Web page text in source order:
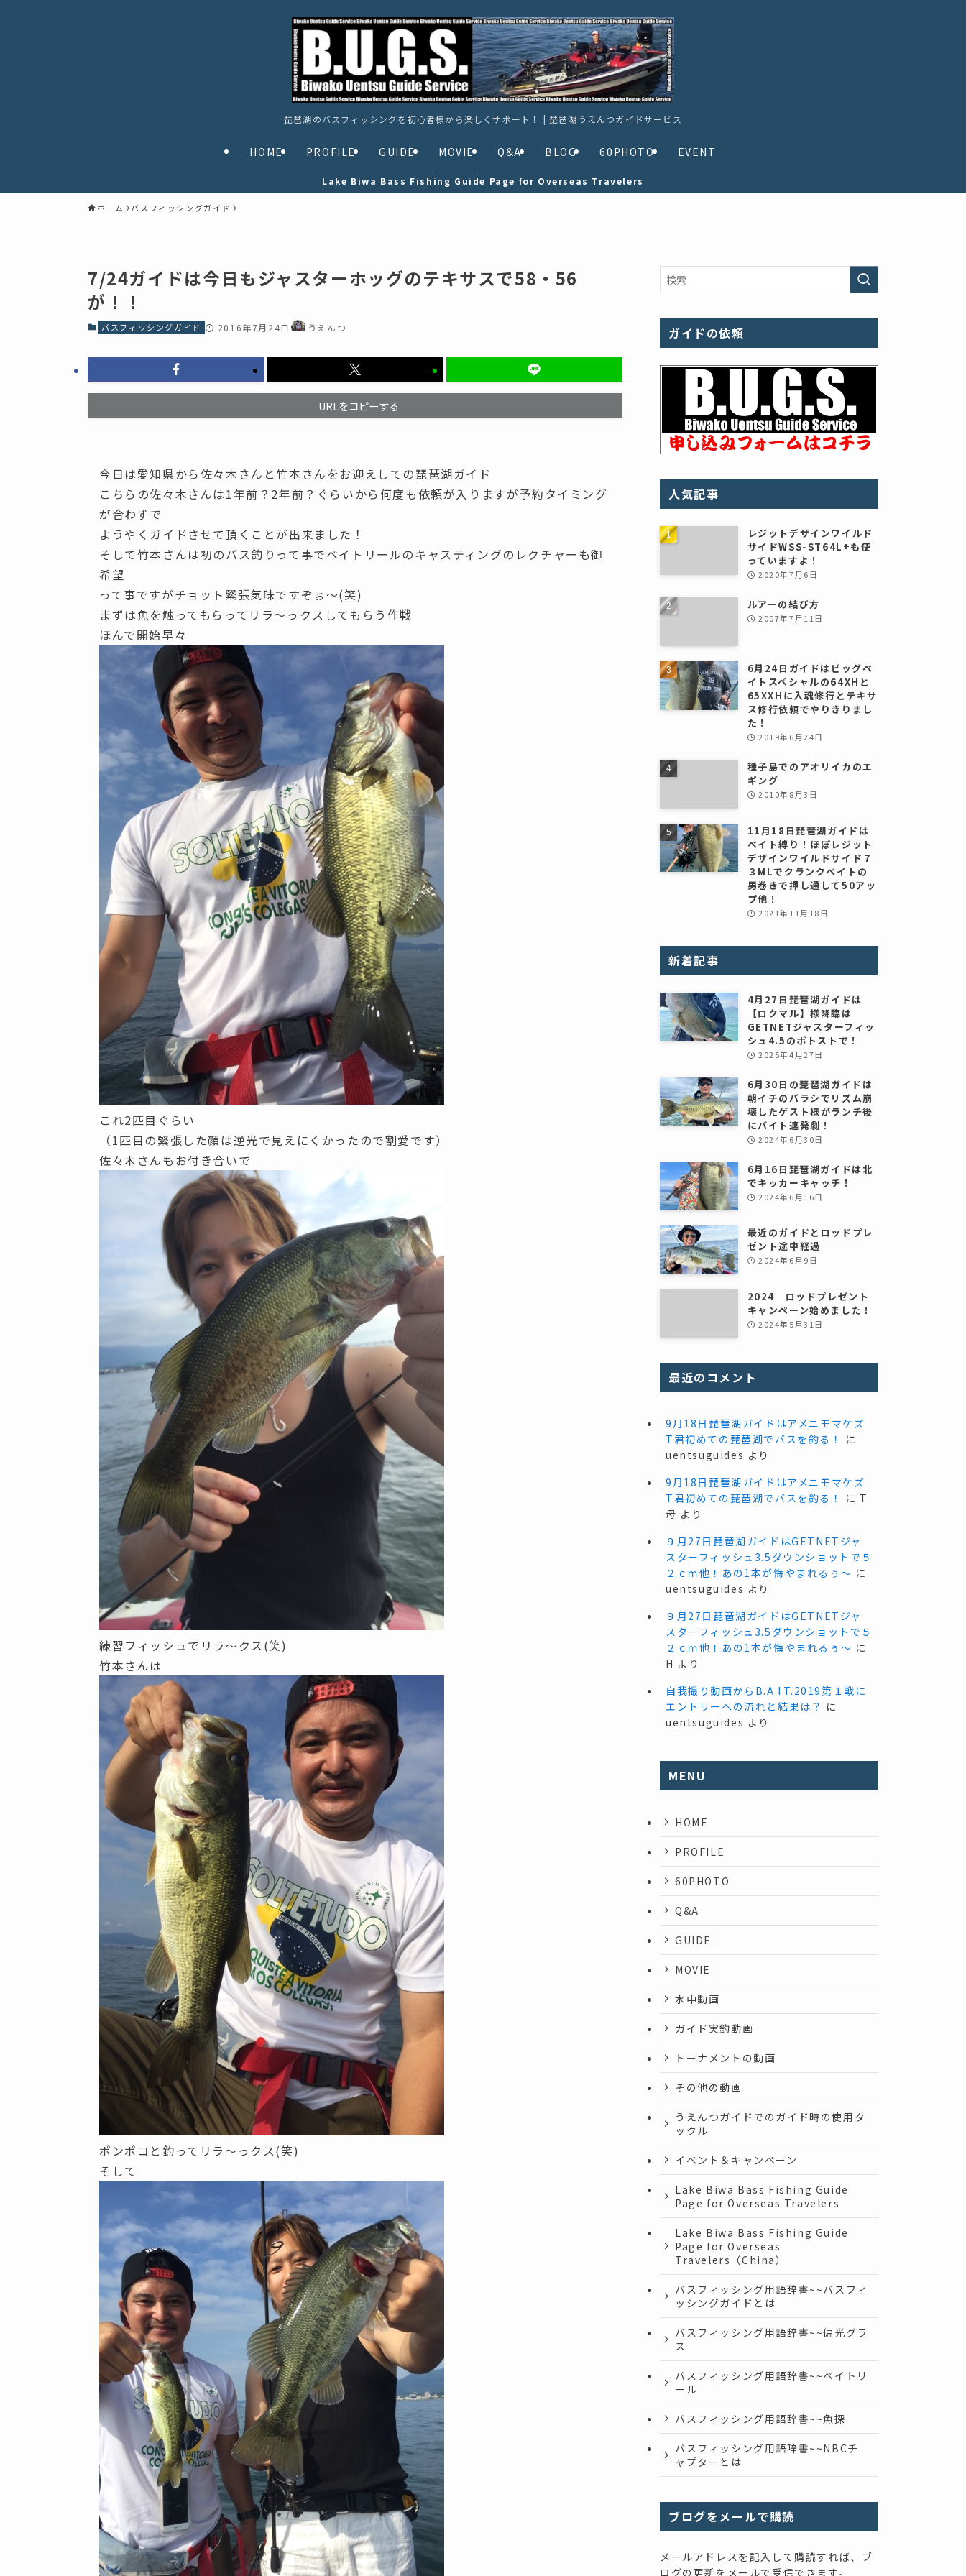
琵琶湖のバスフィッシングを初心者様から楽しくサポート！ | 琵琶湖うえんつガイドサービス
HOME PROFILE GUIDE MOVIE Q&A BLOG 60PHOTO EVENT
Lake Biwa Bass Fishing Guide Page for Overseas Travelers
ホーム バスフィッシングガイド
7/24ガイドは今日もジャスターホッグのテキサスで58・56
が！！
バスフィッシングガイド 2016年7月24日 うえんつ
URLをコピーする
今日は愛知県から佐々木さんと竹本さんをお迎えしての琵琶湖ガイド
こちらの佐々木さんは1年前？2年前？ぐらいから何度も依頼が入りますが予約タイミング
が合わずで
ようやくガイドさせて頂くことが出来ました！
そして竹本さんは初のバス釣りって事でベイトリールのキャスティングのレクチャーも御
希望
って事ですがチョット緊張気味ですぞぉ～(笑)
まずは魚を触ってもらってリラ～っクスしてもらう作戦
ほんで開始早々
これ2匹目ぐらい
（1匹目の緊張した顔は逆光で見えにくかったので割愛です）
佐々木さんもお付き合いで
練習フィッシュでリラ～クス(笑)
竹本さんは
ポンポコと釣ってリラ～っクス(笑)
そして
ガイドの依頼
人気記事
レジットデザインワイルド
サイドWSS-ST64L+も使
っていますよ！
2020年7月6日
ルアーの結び方
2007年7月11日
6月24日ガイドはビッグベ
イトスペシャルの64XHと
65XXHに入魂修行とテキサ
ス修行依頼でやりきりまし
た！
2019年6月24日
種子島でのアオリイカのエ
ギング
2010年8月3日
11月18日琵琶湖ガイドは
ベイト縛り！ほぼレジット
デザインワイルドサイド７
３MLでクランクベイトの
男巻きで押し通して50アッ
プ他！
2021年11月18日
新着記事
4月27日琵琶湖ガイドは
【ロクマル】様降臨は
GETNETジャスターフィッ
シュ4.5のボトストで！
2025年4月27日
6月30日の琵琶湖ガイドは
朝イチのバラシでリズム崩
壊したゲスト様がランチ後
にバイト連発劇！
2024年6月30日
6月16日琵琶湖ガイドは北
でキッカーキャッチ！
2024年6月16日
最近のガイドとロッドプレ
ゼント途中経過
2024年6月9日
2024 ロッドプレゼント
キャンペーン始めました！
2024年5月31日
最近のコメント
9月18日琵琶湖ガイドはアメニモマケズ
T君初めての琵琶湖でバスを釣る！
に
uentsuguides より
9月18日琵琶湖ガイドはアメニモマケズ
T君初めての琵琶湖でバスを釣る！
に T
母 より
９月27日琵琶湖ガイドはGETNETジャ
スターフィッシュ3.5ダウンショットで５
２ｃｍ他！あの1本が悔やまれるぅ～ に
uentsuguides より
９月27日琵琶湖ガイドはGETNETジャ
スターフィッシュ3.5ダウンショットで５
２ｃｍ他！あの1本が悔やまれるぅ～ に
H より
自我撮り動画からB.A.I.T.2019第１戦に
エントリーへの流れと結果は？ に
uentsuguides より
MENU
HOME
PROFILE
60PHOTO
Q&A
GUIDE
MOVIE
水中動画
ガイド実釣動画
トーナメントの動画
その他の動画
うえんつガイドでのガイド時の使用タ
ックル
イベント＆キャンペーン
Lake Biwa Bass Fishing Guide
Page for Overseas Travelers
Lake Biwa Bass Fishing Guide
Page for Overseas
Travelers（China）
バスフィッシング用語辞書~~バスフィ
ッシングガイドとは
バスフィッシング用語辞書~~偏光グラ
ス
バスフィッシング用語辞書~~ベイトリ
ール
バスフィッシング用語辞書~~魚探
バスフィッシング用語辞書~~NBCチ
ャプターとは
ブログをメールで購読
メールアドレスを記入して購読すれば、ブ
ログの更新をメールで受信できます。